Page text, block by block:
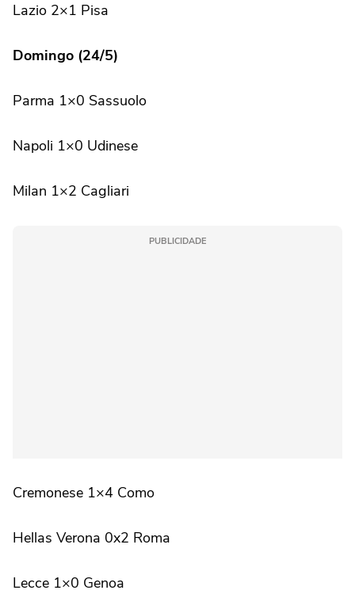
Lazio 2×1 Pisa
Domingo (24/5)
Parma 1×0 Sassuolo
Napoli 1×0 Udinese
Milan 1×2 Cagliari
PUBLICIDADE
Cremonese 1×4 Como
Hellas Verona 0x2 Roma
Lecce 1×0 Genoa